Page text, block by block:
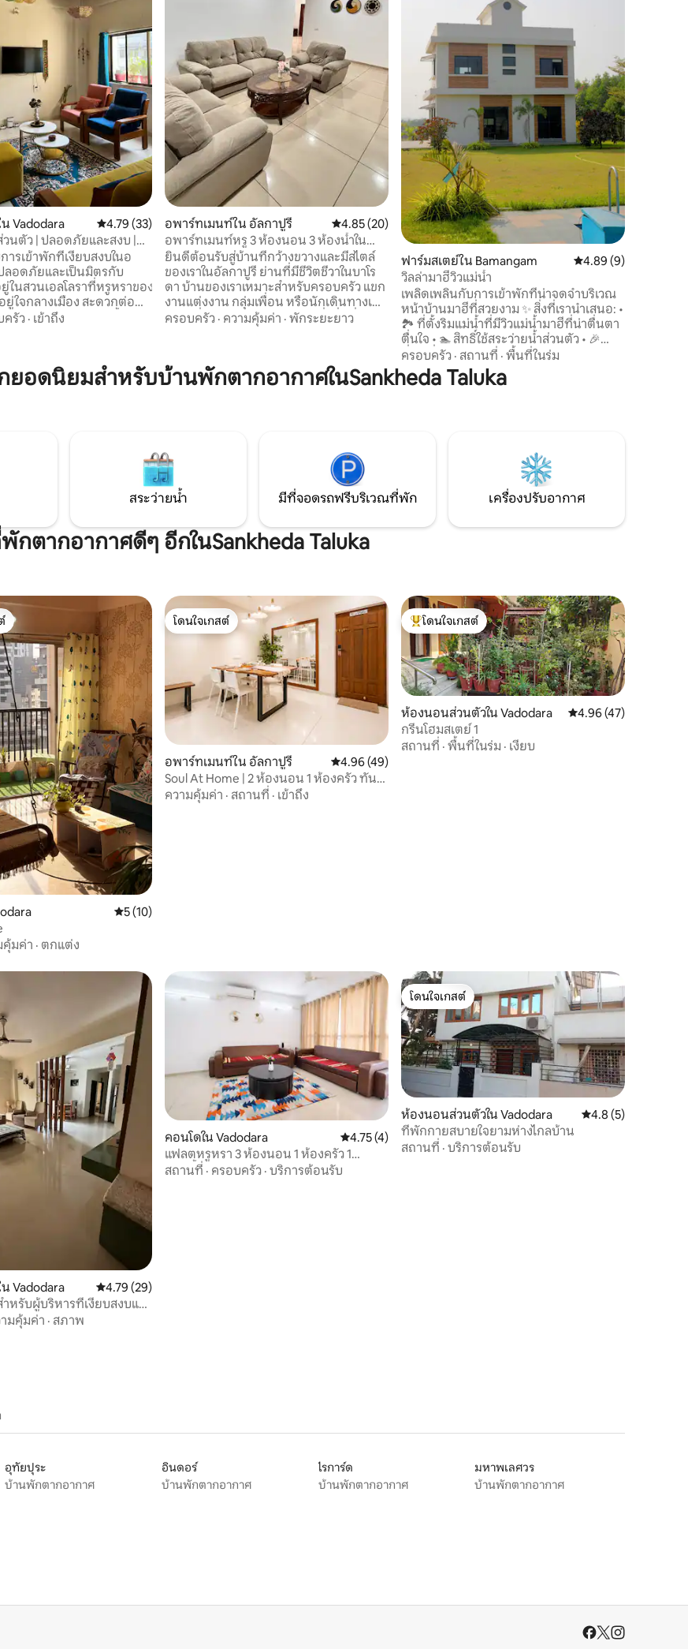
ว
Vadodara คะแนนเฉลี่ย 4.79 จาก 5, 33 รีวิว
4.79 (33)
นตัว | ปลอดภัยและสงบ |
ารเข้าพักที่เงียบสงบในอ
อดภัยและเป็นมิตรกับ
ในสวนเอลโลราที่หรูหราของ
ยู่ใจกลางเมือง สะดวกต่อ
านอาหาร แหล่งช็อปปิ้ง และ
นท์อิสระแห่งนี้เหมาะสำหรับ
ะยะสั้นและระยะยาว มี
กับความพร้อมให้บริการ
ครัว · เข้าถึง
อพาร์ทเมนท์ใน อัลกาปูรี คะแนนเฉลี่ย 4.85 จาก 5, 20 รีวิว
4.85 (20)
อพาร์ทเมนท์หรู 3 ห้องนอน 3 ห้องน้ำใน
Prime Alkapuri
ยินดีต้อนรับสู่บ้านที่กว้างขวางและมีสไตล์
ของเราในอัลกาปูรี ย่านที่มีชีวิตชีวาในบาโร
ดา บ้านของเราเหมาะสำหรับครอบครัว แขก
งานแต่งงาน กลุ่มเพื่อน หรือนักเดินทางเพื่อ
ธุรกิจที่ต้องการเพลิดเพลินกับสิ่งที่ดีที่สุดใน
เมืองโดยสามารถเดินทางได้อย่างง่ายดาย
บินอยู่ห่างออกไป 15 นาที บ้านนี้มีเครื่องปรับ
อากาศ เฟอร์นิเจอร์ที่สะดวกสบาย ห้องครัว
ครอบครัว · ความคุ้มค่า · พักระยะยาว
ฟาร์มสเตย์ใน Bamangam คะแนนเฉลี่ย 4.89 จาก
4.89 (9)
วิลล่ามาฮีวิวแม่น้ำ
เพลิดเพลินกับการเข้าพักที่น่าจดจำบริเวณ
หน้าบ้านมาฮีที่สวยงาม ✨ สิ่งที่เรานำเสนอ: •
🏞️ ที่ตั้งริมแม่น้ำที่มีวิวแม่น้ำมาฮีที่น่าตื่นตา
ตื่นใจ • 🏊 สิทธิ์ใช้สระว่ายน้ำส่วนตัว • 🎉
ที่พักที่สมบูรณ์แบบสำหรับการฉลองวันเกิด
และกิจกรรมของครอบครัว • 🌾 บรรยากาศ
หมู่บ้านที่เงียบสงบพร้อมสิ่งอำนวยความ
ระหว่างธรรมชาติ ความสะดวกสบาย และ
ครอบครัว · สถานที่ · พื้นที่ในร่ม
ยอดนิยมสำหรับบ้านพักตากอากาศในSankheda Taluka
สระว่ายน้ำ มีที่จอดรถฟรีบริเวณที่พัก เครื่องปรับอากาศ
กตากอากาศดีๆ อีกในSankheda Taluka
วิว
ด
คะแนนเฉลี่ย 5 จาก 5, 10 รีวิว
5 (10)
คุ้มค่า · ตกแต่ง
โดนใจเกสต์
โดนใจเกสต์
อพาร์ทเมนท์ใน อัลกาปูรี คะแนนเฉลี่ย 4.96 จาก 5, 49 รีวิว
4.96 (49)
Soul At Home | 2 ห้องนอน 1 ห้องครัว ทัน
สมัย • อัลกาปูรี วาโดดารา
ความคุ้มค่า · สถานที่ · เข้าถึง
โดนใจเกสต์ที่สุด
โดนใจเกสต์
ห้องนอนส่วนตัวใน Vadodara คะแนนเฉลี่ย 4.96 จาก
4.96 (47)
กรีนโฮมสเตย์ 1
สถานที่ · พื้นที่ในร่ม · เงียบ
วิว
Vadodara คะแนนเฉลี่ย 4.79 จาก 5, 29 รีวิว
4.79 (29)
หรับผู้บริหารที่เงียบสงบและ
ดารา
มคุ้มค่า · สภาพ
คอนโดใน Vadodara คะแนนเฉลี่ย 4.75 จาก 5, 4 รีวิว
4.75 (4)
แฟลตหรูหรา 3 ห้องนอน 1 ห้องครัว 1
ห้องน้ำ พร้อมเฟอร์นิเจอร์ใน Sayajigunj
สถานที่ · ครอบครัว · บริการต้อนรับ
โดนใจเกสต์
โดนใจเกสต์
ห้องนอนส่วนตัวใน Vadodara คะแนนเฉลี่ย 4.8 จา
4.8 (5)
ที่พักกายสบายใจยามห่างไกลบ้าน
สถานที่ · บริการต้อนรับ
อุทัยปุระ
บ้านพักตากอากาศ
อินดอร์
บ้านพักตากอากาศ
ไรการ์ด
บ้านพักตากอากาศ
มหาพเลศวร
บ้านพักตากอากาศ